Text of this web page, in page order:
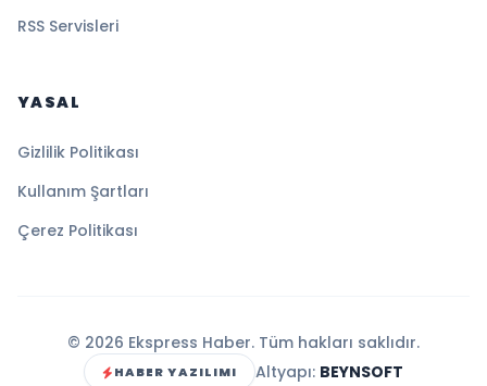
RSS Servisleri
YASAL
Gizlilik Politikası
Kullanım Şartları
Çerez Politikası
© 2026 Ekspress Haber. Tüm hakları saklıdır.
HABER YAZILIMI Altyapı: BEYNSOFT